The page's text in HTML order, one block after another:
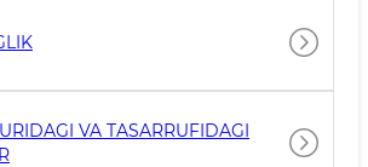
VA TASARRUFIDAGI